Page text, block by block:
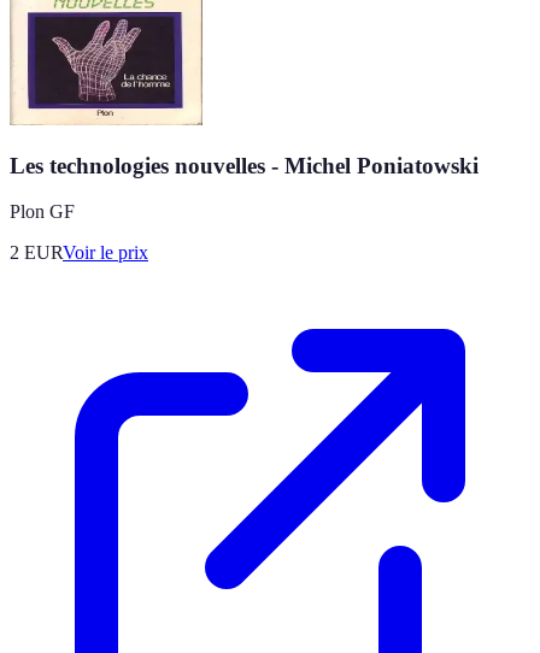
Les technologies nouvelles - Michel Poniatowski
Plon GF
2 EURVoir le prix